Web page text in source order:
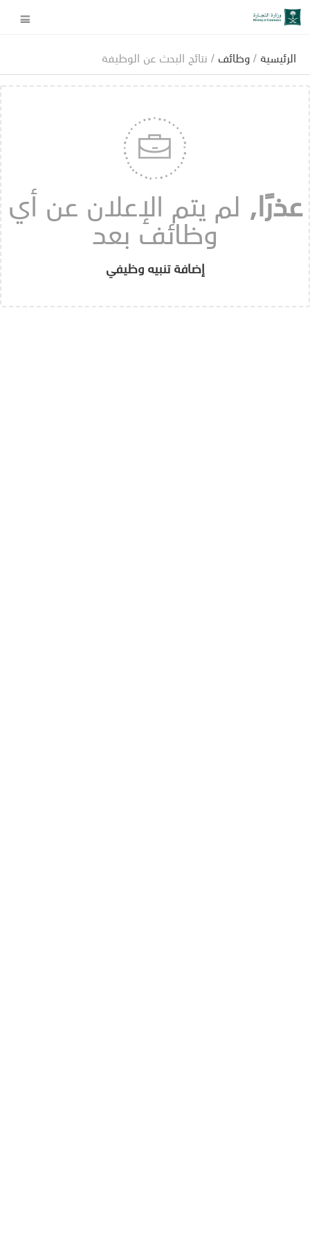
الرئيسية /وظائف / نتائج البحث عن الوظيفة
عذرًا, لم يتم الإعلان عن أي
وظائف بعد
إضافة تنبيه وظيفي